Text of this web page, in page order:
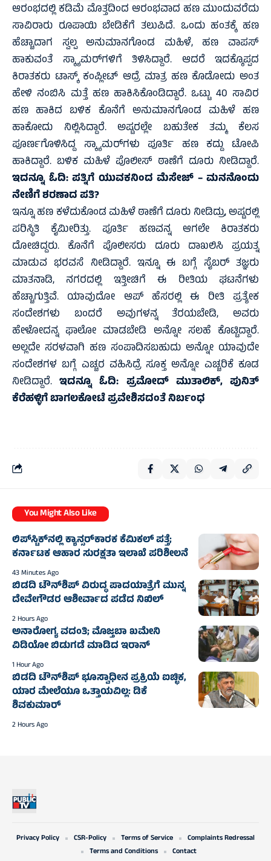
ಆರಂಭದಲ್ಲಿ ಕಡಿಮೆ ಮೊತ್ತದಿಂದ ಆರಂಭವಾದ ಹಣ ಮುಂದುವರೆದು
ಸಾವಿರಾರು ರೂಪಾಯಿ ಬೇಡಿಕೆಗೆ ತಲುಪಿದೆ. ಒಂದು ಹಂತಕ್ಕೆ ಹಣ
ಹೆಚ್ಚಾದಾಗ ಸ್ವಲ್ಪ ಅನುಮಾನಗೊಂಡ ಮಹಿಳೆ, ಹಣ ವಾಪಸ್
ಹಾಕುವಂತೆ ಸ್ಕ್ಯಾಮರ್‌ಗಳಿಗೆ ತಿಳಿಸಿದ್ದಾರೆ. ಆದರೆ ಇದಕ್ಕೊಪ್ಪದ
ಕಿರಾತಕರು ಟಾಸ್ಕ್ ಕಂಪ್ಲೀಟ್ ಆದ್ರೆ ಮಾತ್ರ ಹಣ ಕೊಡೋದು ಅಂತ
ಹೇಳಿ ನಂಬಿಸಿ ಮತ್ತೆ ಹಣ ಹಾಕಿಸಿಕೊಂಡಿದ್ದಾರೆ. ಒಟ್ಟು 40 ಸಾವಿರ
ಹಣ ಹಾಕಿದ ಬಳಿಕ ಕೊನೆಗೆ ಅನುಮಾನಗೊಂಡ ಮಹಿಳೆ ಹಣ
ಹಾಕೋದು ನಿಲ್ಲಿಸಿದ್ದಾರೆ. ಅಷ್ಟರಲ್ಲೇ ಬಹುತೇಕ ತಮ್ಮ ಕೆಲಸ
ಪೂರ್ಣಗೊಳಿಸಿದ್ದ ಸ್ಕ್ಯಾಮರ್‌ಗಳು ಪೂರ್ತಿ ಹಣ ಕದ್ದು ಟೋಪಿ
ಹಾಕಿದ್ದಾರೆ. ಬಳಿಕ ಮಹಿಳೆ ಪೊಲೀಸ್ ಠಾಣೆಗೆ ದೂರು ನೀಡಿದ್ದಾರೆ.
ಇದನ್ನೂ ಓದಿ: ಪತ್ನಿಗೆ ಯುವಕನಿಂದ ಮೆಸೇಜ್‌ – ಮನನೊಂದು
ನೇಣಿಗೆ ಶರಣಾದ ಪತಿ?
ಇನ್ನೂ ಹಣ ಕಳೆದುಕೊಂಡ ಮಹಿಳೆ ಠಾಣೆಗೆ ದೂರು ನೀಡಿದ್ರು, ಅಷ್ಟರಲ್ಲಿ
ಪರಿಸ್ಥಿತಿ ಕೈಮೀರಿತ್ತು. ಪೂರ್ತಿ ಹಣವನ್ನ ಆಗಲೇ ಕಿರಾತಕರು
ದೋಚಿದ್ದರು. ಕೊನೆಗೆ ಪೊಲೀಸರು ದೂರು ದಾಖಲಿಸಿ ಪ್ರಯತ್ನ
ಮಾಡುವ ಭರವಸೆ ನೀಡಿದ್ದಾರೆ. ಇನ್ನೂ ಈ ಬಗ್ಗೆ ಸೈಬರ್ ತಜ್ಞರು
ಮಾತನಾಡಿ, ನಗರದಲ್ಲಿ ಇತ್ತೀಚಿಗೆ ಈ ರೀತಿಯ ಘಟನೆಗಳು
ಹೆಚ್ಚಾಗುತ್ತಿವೆ. ಯಾವುದೋ ಆಪ್ ಹೆಸರಲ್ಲಿ ಈ ರೀತಿ ಪ್ರತ್ಯೇಕ
ಸಂದೇಶಗಳು ಬಂದರೆ ಅವುಗಳನ್ನ ತೆರಯಬೇಡಿ, ಅವರು
ಹೇಳೋದನ್ನ ಫಾಲೋ ಮಾಡಬೇಡಿ ಅನ್ನೋ ಸಲಹೆ ಕೊಟ್ಟಿದ್ದಾರೆ.
ಅಲ್ಲದೇ ಸರಳವಾಗಿ ಹಣ ಸಂಪಾದಿಸಬಹುದು ಅನ್ನೋ ಯಾವುದೇ
ಸಂದೇಶಗಳ ಬಗ್ಗೆ ಎಚ್ಚರ ವಹಿಸಿದ್ರೆ ಸೂಕ್ತ ಅನ್ನೋ ಎಚ್ಚರಿಕೆ ಕೂಡ
ನೀಡಿದ್ದಾರೆ.ಇದನ್ನೂ ಓದಿ: ಪ್ರಮೋದ್ ಮುತಾಲಿಕ್, ಪುನಿತ್
ಕೆರೆಹಳ್ಳಿಗೆ ಬಾಗಲಕೋಟೆ ಪ್ರವೇಶಿಸದಂತೆ ನಿರ್ಬಂಧ
You Might Also Like
ಲಿಪ್‌ಸ್ಟಿಕ್‌ನಲ್ಲಿ ಕ್ಯಾನ್ಸರ್‌ಕಾರಕ ಕೆಮಿಕಲ್ ಪತ್ತೆ;
ಕರ್ನಾಟಕ ಆಹಾರ ಸುರಕ್ಷತಾ ಇಲಾಖೆ ಪರಿಶೀಲನೆ
43 Minutes Ago
ಬಿಡದಿ ಟೌನ್‌ಶಿಪ್ ವಿರುದ್ಧ ಪಾದಯಾತ್ರೆಗೆ ಮುನ್ನ
ದೇವೇಗೌಡರ ಆಶೀರ್ವಾದ ಪಡೆದ ನಿಖಿಲ್
2 Hours Ago
ಅನಾರೋಗ್ಯ ವದಂತಿ; ಮೊಜ್ತಬಾ ಖಮೇನಿ
ವಿಡಿಯೋ ಬಿಡುಗಡೆ ಮಾಡಿದ ಇರಾನ್
1 Hour Ago
ಬಿಡದಿ ಟೌನ್‌ಶಿಪ್‌ ಭೂಸ್ವಾಧೀನ ಪ್ರಕ್ರಿಯೆ ಐಚ್ಛಿಕ,
ಯಾರ ಮೇಲೆಯೂ ಒತ್ತಾಯವಿಲ್ಲ: ಡಿಕೆ
ಶಿವಕುಮಾರ್‌
2 Hours Ago
Privacy Policy CSR-Policy Terms of Service
Complaints Redressal
Terms and Conditions
Contact